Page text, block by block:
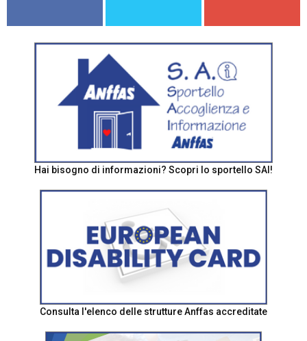
Hai bisogno di informazioni? Scopri lo sportello SAI!
Consulta l'elenco delle strutture Anffas accreditate